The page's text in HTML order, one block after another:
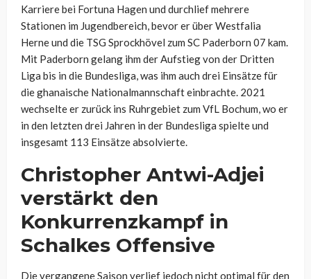
Karriere bei Fortuna Hagen und durchlief mehrere
Stationen im Jugendbereich, bevor er über Westfalia
Herne und die TSG Sprockhövel zum SC Paderborn 07 kam.
Mit Paderborn gelang ihm der Aufstieg von der Dritten
Liga bis in die Bundesliga, was ihm auch drei Einsätze für
die ghanaische Nationalmannschaft einbrachte. 2021
wechselte er zurück ins Ruhrgebiet zum VfL Bochum, wo er
in den letzten drei Jahren in der Bundesliga spielte und
insgesamt 113 Einsätze absolvierte.
Christopher Antwi-Adjei
verstärkt den
Konkurrenzkampf in
Schalkes Offensive
Die vergangene Saison verlief jedoch nicht optimal für den